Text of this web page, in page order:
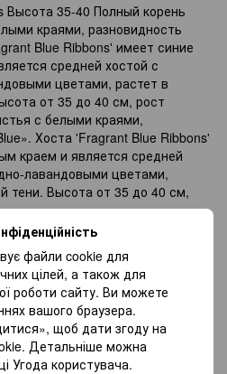
файли cookie для
цілей, а також для
роботи сайту. Ви можете
вашого браузера.
щоб дати згоду на
Детальніше можна
Угода користувача.
Высота 35-40 Полный корень
краями, разновидность
Blue Ribbons' имеет синие
средней хостой с
цветами, растет в
от 35 до 40 см, рост
с белыми краями,
Хоста 'Fragrant Blue Ribbons'
краем и является средней
лавандовыми цветами,
тени. Высота от 35 до 40 см,